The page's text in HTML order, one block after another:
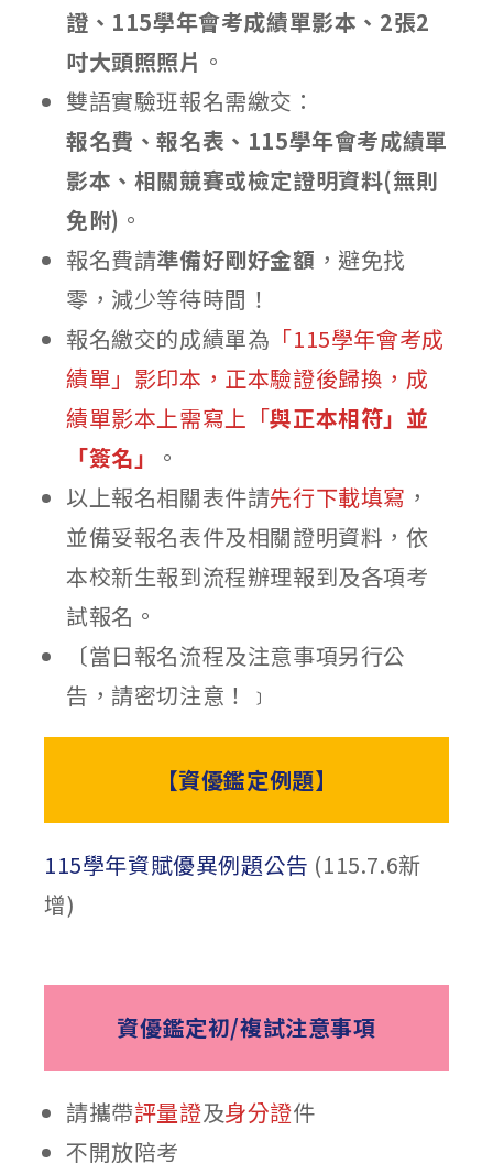
證、115學年會考成績單影本、2張2
吋大頭照照片 。
雙語實驗班報名需繳交：
報名費、報名表、115學年會考成績單
影本、相關競賽或檢定證明資料(無則
免附) 。
報名費請準備好剛好金額 ，避免找
零，減少等待時間！
報名繳交的成績單為 「115學年會考成
績單」影印本，正本驗證後歸換，成
績單影本上需寫上「與正本相符」並
「簽名」
。
以上報名相關表件請先行下載填寫 ，
並備妥報名表件及相關證明資料，依
本校新生報到流程辦理報到及各項考
試報名。
〔當日報名流程及注意事項另行公
告，請密切注意！﹞
【資優鑑定例題】
115學年資賦優異例題公告 (115.7.6新
增)
資優鑑定初/複試注意事項
請攜帶評量證及身分證件
不開放陪考